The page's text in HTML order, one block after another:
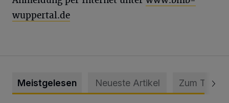
wuppertal.de
Meistgelesen Neueste Artikel Zum Thema